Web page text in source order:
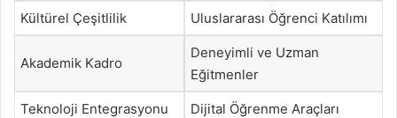
Kültürel Çeşitlilik Uluslararası Öğrenci Katılımı
Akademik Kadro
Deneyimli ve Uzman
Eğitmenler
Teknoloji Entegrasyonu Dijital Öğrenme Araçları